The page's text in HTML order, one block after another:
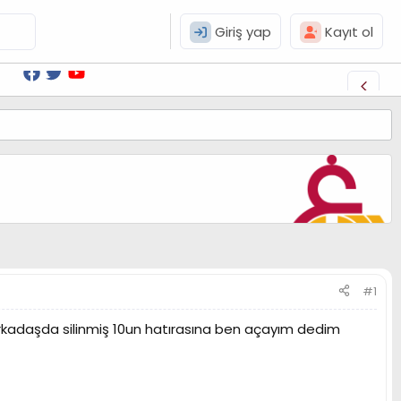
Giriş yap Kayıt ol
#1
silinmiş 10un hatırasına ben açayım dedim